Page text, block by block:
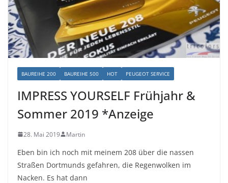
BAUREIHE 200 BAUREIHE 500 HOT PEUGEOT SERVICE
IMPRESS YOURSELF Frühjahr &
Sommer 2019 *Anzeige
28. Mai 2019 Martin
Eben bin ich noch mit meinem 208 über die nassen
Straßen Dortmunds gefahren, die Regenwolken im
Nacken. Es hat dann